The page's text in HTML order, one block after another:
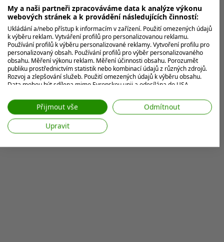
My a naši partneři zpracováváme data k analýze výkonu
webových stránek a k provádění následujících činností:
Ukládání a/nebo přístup k informacím v zařízení. Použití omezených údajů
k výběru reklam. Vytváření profilů pro personalizovanou reklamu.
Používání profilů k výběru personalizované reklamy. Vytvoření profilu pro
personalizovaný obsah. Používání profilů pro výběr personalizovaného
obsahu. Měření výkonu reklam. Měření účinnosti obsahu. Porozumět
publiku prostřednictvím statistik nebo kombinací údajů z různých zdrojů.
Rozvoj a zlepšování služeb. Použití omezených údajů k výběru obsahu.
Data mohou být sdílena mimo Evropskou unii a odesílána do USA.
web/aplikaci.
Zobrazit seznam partnerů (7 Prodejci IAB)
Vaše údaje používáme pro následující účely:
Přijmout vše
Odmítnout
Upravit